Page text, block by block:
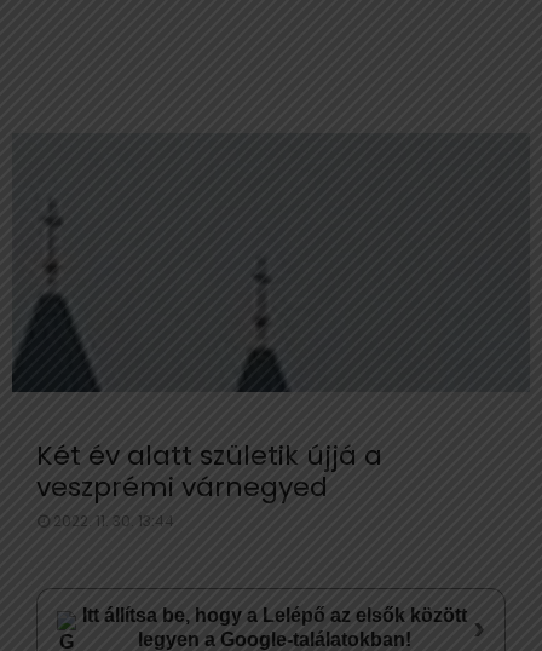
Két év alatt születik újjá a
veszprémi várnegyed
2022. 11. 30. 13:44
Itt állítsa be, hogy a Lelépő az elsők között
legyen a Google-találatokban!
›